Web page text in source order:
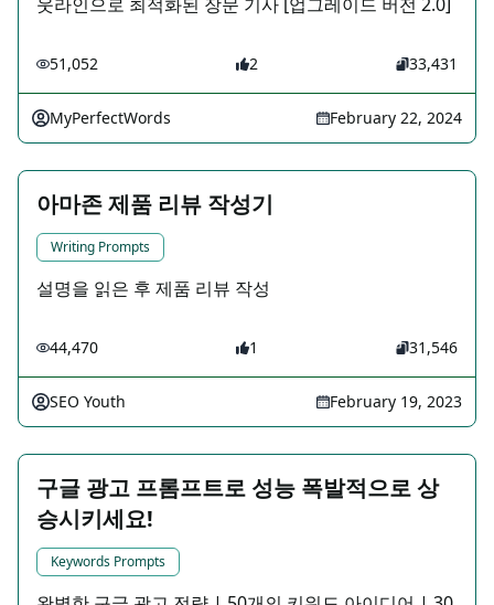
웃라인으로 최적화된 장문 기사 [업그레이드 버전 2.0]
51,052 2 33,431
MyPerfectWords February 22, 2024
아마존 제품 리뷰 작성기
Writing Prompts
설명을 읽은 후 제품 리뷰 작성
44,470 1 31,546
SEO Youth February 19, 2023
구글 광고 프롬프트로 성능 폭발적으로 상
승시키세요!
Keywords Prompts